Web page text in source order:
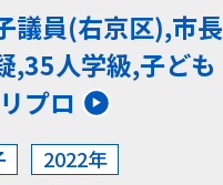
議員(右京区),市長
,35人学級,子ども
プロ
2022年